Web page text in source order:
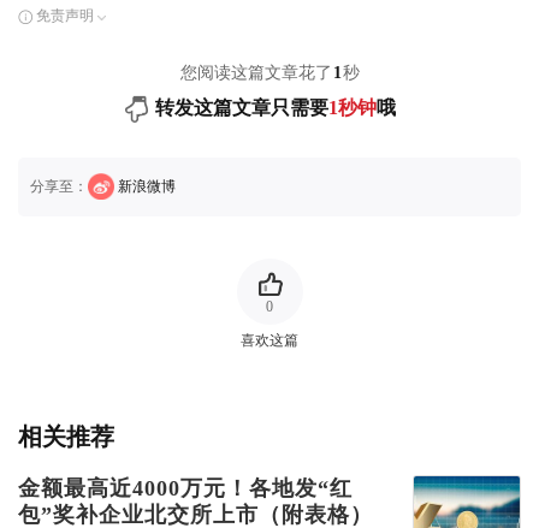
免责声明
您阅读这篇文章花了 1秒
转发这篇文章只需要1秒钟哦
分享至： 新浪微博
喜欢这篇
0
相关推荐
金额最高近4000万元！各地发“红
包”奖补企业北交所上市（附表格）